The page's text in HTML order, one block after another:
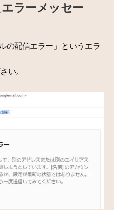
エラーメッセー
の配信エラー」というエラ
い。